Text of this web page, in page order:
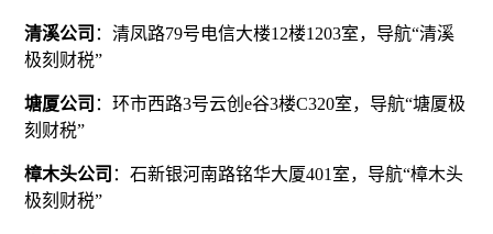
清溪公司 ：清凤路79号电信大楼12楼1203室，导航“清溪
极刻财税”
塘厦公司 ：环市西路3号云创e谷3楼C320室，导航“塘厦极
刻财税”
樟木头公司 ：石新银河南路铭华大厦401室，导航“樟木头
极刻财税”